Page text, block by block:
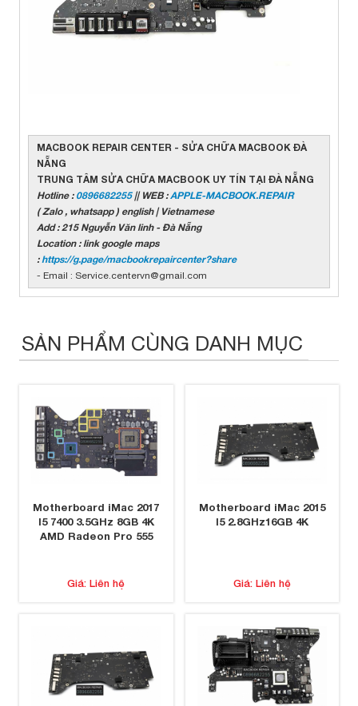
MACBOOK REPAIR CENTER - SỬA CHỮA MACBOOK ĐÀ
NẴNG
TRUNG TÂM SỬA CHỮA MACBOOK UY TÍN TẠI ĐÀ NẴNG
Hotline : 0896682255|| WEB :APPLE-MACBOOK.REPAIR
( Zalo , whatsapp ) english | Vietnamese
Add : 215 Nguyễn Văn linh - Đà Nẵng
Location : link google maps
:https://g.page/macbookrepaircenter?share
- Email : Service.centervn@gmail.com
SẢN PHẨM CÙNG DANH MỤC
Motherboard iMac 2017
I5 7400 3.5GHz 8GB 4K
AMD Radeon Pro 555
Giá: Liên hệ
Motherboard iMac 2015
I5 2.8GHz16GB 4K
Giá: Liên hệ